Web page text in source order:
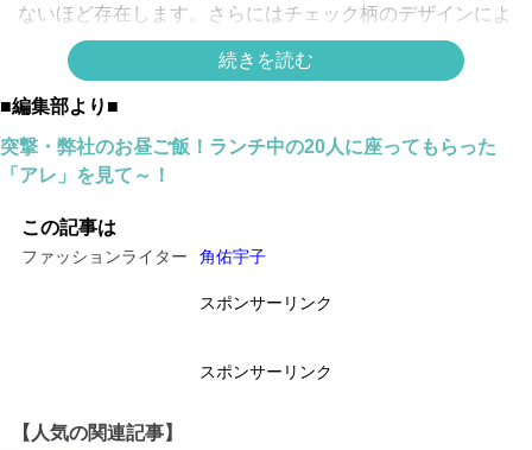
ないほど存在します。さらにはチェック柄のデザインによ
っては古見え・ダサ見えしてしまうアイテムも。そこで今
回は、今着ると古い？ダサ見えしやすいチェックシャツを
ご紹介します。
細身シルエットのバッファローチェック
続きを読む
■編集部より■
突撃・弊社のお昼ご飯！ランチ中の20人に座ってもらった
「アレ」を見て～！
この記事は
ファッションライター 角佑宇子
スポンサーリンク
スポンサーリンク
【人気の関連記事】